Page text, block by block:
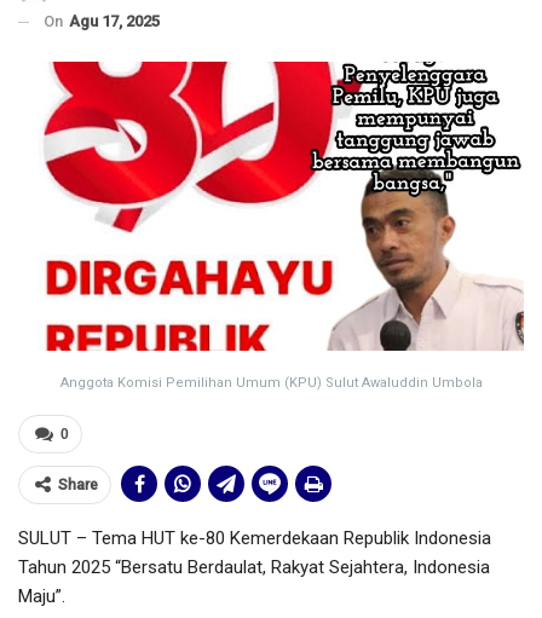
On Agu 17, 2025
Anggota Komisi Pemilihan Umum (KPU) Sulut Awaluddin Umbola
0
Share
SULUT – Tema HUT ke-80 Kemerdekaan Republik Indonesia
Tahun 2025 “Bersatu Berdaulat, Rakyat Sejahtera, Indonesia
Maju”.